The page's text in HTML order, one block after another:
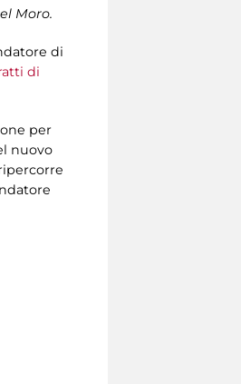
Moro.
di
di
per
nuovo